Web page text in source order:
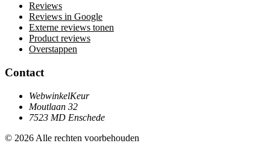
Reviews
Reviews in Google
Externe reviews tonen
Product reviews
Overstappen
Contact
WebwinkelKeur
Moutlaan 32
7523 MD Enschede
© 2026 Alle rechten voorbehouden